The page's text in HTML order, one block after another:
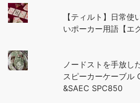
【ティルト】日常使
いポーカー用語【エ
ノードストを手放し
スピーカーケーブル
&SAEC SPC850